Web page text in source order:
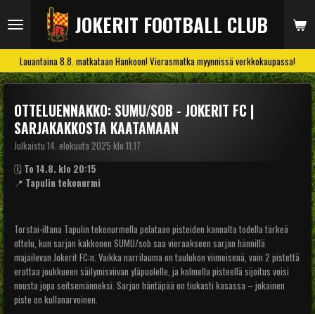
pääsisältöön
JOKERIT FOOTBALL CLUB
Lauantaina 8.8. matkataan Hankoon! Vierasmatka myynnissä verkkokaupassa!
OTTELUENNAKKO: SUMU/SOB - JOKERIT FC |
SARJAKAKKOSTA KAATAMAAN
Julkaistu 14. elokuuta 2025 klo 11.17
🗓️ To 14.8. klo 20:15
📍 Tapulin tekonurmi
Torstai-iltana Tapulin tekonurmella pelataan pisteiden kannalta todella tärkeä
ottelu, kun sarjan kakkonen SUMU/sob saa vieraakseen sarjan hännillä
majailevan Jokerit FC:n. Vaikka narrilauma on taulukon viimeisenä, vain 2 pistettä
erottaa joukkueen säilymisviivan yläpuolelle, ja kolmella pisteellä sijoitus voisi
nousta jopa seitsemänneksi. Sarjan häntäpää on tiukasti kasassa – jokainen
piste on kullanarvoinen.